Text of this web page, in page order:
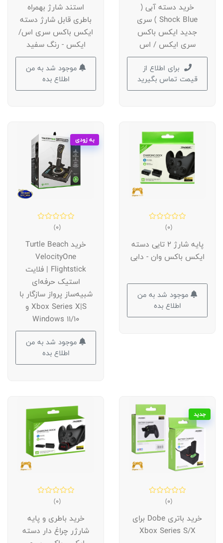
خرید دسته آبی (
Shock Blue ) سری
جدید ایکس باکس
سری ایکس / اس
برای اطلاع از
قیمت تماس بگیرید
استند شارژ بهمراه
باطری قابل شارژ دسته
ایکس باکس سری اس/
ایکس - رنگ سفید
موجود شد به من
اطلاع بده
(0)
پایه شارژ 2 تایی دسته
ایکس باکس وان - دابی
موجود شد به من
اطلاع بده
به زودی
(0)
خرید Turtle Beach
VelocityOne
Flightstick | فلایت
استیک حرفه‌ای
شبیه‌ساز پرواز سازگار با
Xbox Series X|S و
Windows 11/10
موجود شد به من
اطلاع بده
جدید
(0)
خرید باتری Dobe برای
Xbox Series S/X
(0)
خرید باطری و پایه
شارژر چراغ دار دسته